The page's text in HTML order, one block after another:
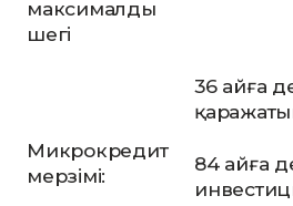
максималды
шегі
Микрокредит
мерзімі:
36 айға
84 айға